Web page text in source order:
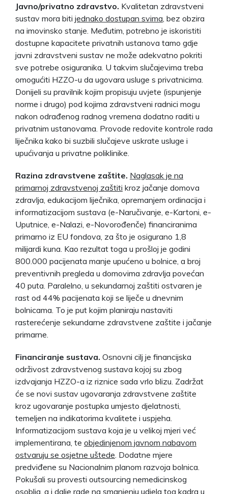
Javno/privatno zdravstvo. Kvalitetan zdravstveni
sustav mora biti jednako dostupan svima , bez obzira
na imovinsko stanje. Međutim, potrebno je iskoristiti
dostupne kapacitete privatnih ustanova tamo gdje
javni zdravstveni sustav ne može adekvatno pokriti
sve potrebe osiguranika. U takvim slučajevima treba
omogućiti HZZO-u da ugovara usluge s privatnicima.
Donijeli su pravilnik kojim propisuju uvjete (ispunjenje
norme i drugo) pod kojima zdravstveni radnici mogu
nakon odrađenog radnog vremena dodatno raditi u
privatnim ustanovama. Provode redovite kontrole rada
liječnika kako bi suzbili slučajeve uskrate usluge i
upućivanja u privatne poliklinike.
Razina zdravstvene zaštite. Naglasak je na
primarnoj zdravstvenoj zaštiti kroz jačanje domova
zdravlja, edukacijom liječnika, opremanjem ordinacija i
informatizacijom sustava (e-Naručivanje, e-Kartoni, e-
Uputnice, e-Nalazi, e-Novorođenče) financiranima
primarno iz EU fondova, za što je osigurano 1,8
milijardi kuna. Kao rezultat toga u prošloj je godini
800.000 pacijenata manje upućeno u bolnice, a broj
preventivnih pregleda u domovima zdravlja povećan
40 puta. Paralelno, u sekundarnoj zaštiti ostvaren je
rast od 44% pacijenata koji se liječe u dnevnim
bolnicama. To je put kojim planiraju nastaviti
rasterećenje sekundarne zdravstvene zaštite i jačanje
primarne.
Financiranje sustava. Osnovni cilj je financijska
održivost zdravstvenog sustava kojoj su zbog
izdvajanja HZZO-a iz riznice sada vrlo blizu. Zadržat
će se novi sustav ugovaranja zdravstvene zaštite
kroz ugovaranje postupka umjesto djelatnosti,
temeljen na indikatorima kvalitete i uspjeha.
Informatizacijom sustava koja je u velikoj mjeri već
implementirana, te objedinjenom javnom nabavom
ostvaruju se osjetne uštede . Dodatne mjere
predviđene su Nacionalnim planom razvoja bolnica.
Pokušali su provesti outsourcing nemedicinskog
osoblja, a i dalje rade na smanjenju udjela tog kadra u